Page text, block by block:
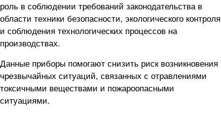
роль в соблюдении требований законодательства в
области техники безопасности, экологического контроля
и соблюдения технологических процессов на
производствах.
Данные приборы помогают снизить риск возникновения
чрезвычайных ситуаций, связанных с отравлениями
токсичными веществами и пожароопасными
ситуациями.